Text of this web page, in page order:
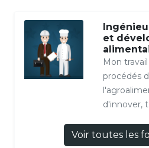
et
Mon
procédés
d'innover,
Voir toutes les